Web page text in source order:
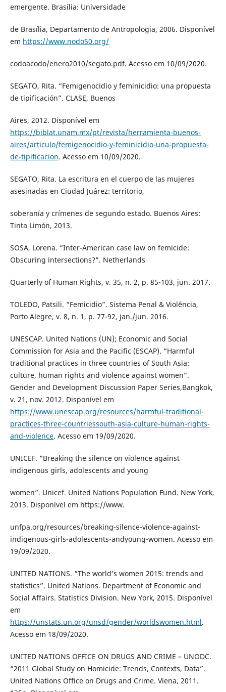
emergente. Brasília: Universidade
de Brasília, Departamento de Antropologia, 2006. Disponível
em https://www.nodo50.org/
codoacodo/enero2010/segato.pdf. Acesso em 10/09/2020.
SEGATO, Rita. “Femigenocidio y feminicidio: una propuesta
de tipificación”. CLASE, Buenos
Aires, 2012. Disponível em
https://biblat.unam.mx/pt/revista/herramienta-buenos-
aires/articulo/femigenocidio-y-feminicidio-una-propuesta-
de-tipificacion. Acesso em 10/09/2020.
SEGATO, Rita. La escritura en el cuerpo de las mujeres
asesinadas en Ciudad Juárez: territorio,
soberanía y crímenes de segundo estado. Buenos Aires:
Tinta Limón, 2013.
SOSA, Lorena. “Inter-American case law on femicide:
Obscuring intersections?”. Netherlands
Quarterly of Human Rights, v. 35, n. 2, p. 85-103, jun. 2017.
TOLEDO, Patsili. “Femicidio”. Sistema Penal & Violência,
Porto Alegre, v. 8, n. 1, p. 77-92, jan./jun. 2016.
UNESCAP. United Nations (UN); Economic and Social
Commission for Asia and the Pacific (ESCAP). “Harmful
traditional practices in three countries of South Asia:
culture, human rights and violence against women”.
Gender and Development Discussion Paper Series,Bangkok,
v. 21, nov. 2012. Disponível em
https://www.unescap.org/resources/harmful-traditional-
practices-three-countriessouth-asia-culture-human-rights-
and-violence. Acesso em 19/09/2020.
UNICEF. “Breaking the silence on violence against
indigenous girls, adolescents and young
women”. Unicef. United Nations Population Fund. New York,
2013. Disponível em https://www.
unfpa.org/resources/breaking-silence-violence-against-
indigenous-girls-adolescents-andyoung-women. Acesso em
19/09/2020.
UNITED NATIONS. “The world’s women 2015: trends and
statistics”. United Nations. Department of Economic and
Social Affairs. Statistics Division. New York, 2015. Disponível
em
https://unstats.un.org/unsd/gender/worldswomen.html.
Acesso em 18/09/2020.
UNITED NATIONS OFFICE ON DRUGS AND CRIME – UNODC.
“2011 Global Study on Homicide: Trends, Contexts, Data”.
United Nations Office on Drugs and Crime. Viena, 2011.